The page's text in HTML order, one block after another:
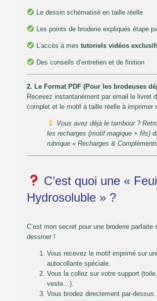
Le dessin schématisé en taille réelle
Les points de broderie expliqués étape
L’accès à mes tutoriels vidéos
Des conseils d’entretien et de finition
2. Le Format PDF (Pour les brodeuses
Recevez instantanément par email le livret
complet et le motif à taille réelle à imprimer
Vous avez déjà le tambour ?
les recharges (motif magique + fils)
rubrique « Recharges &
C’est quoi une «
Hydrosoluble » ?
C’est mon secret pour une broderie parfaite
dessiner !
Vous recevez le motif imprimé sur
autocollante spéciale.
Vous la collez sur votre support
veste…).
Vous brodez directement par-dessus.